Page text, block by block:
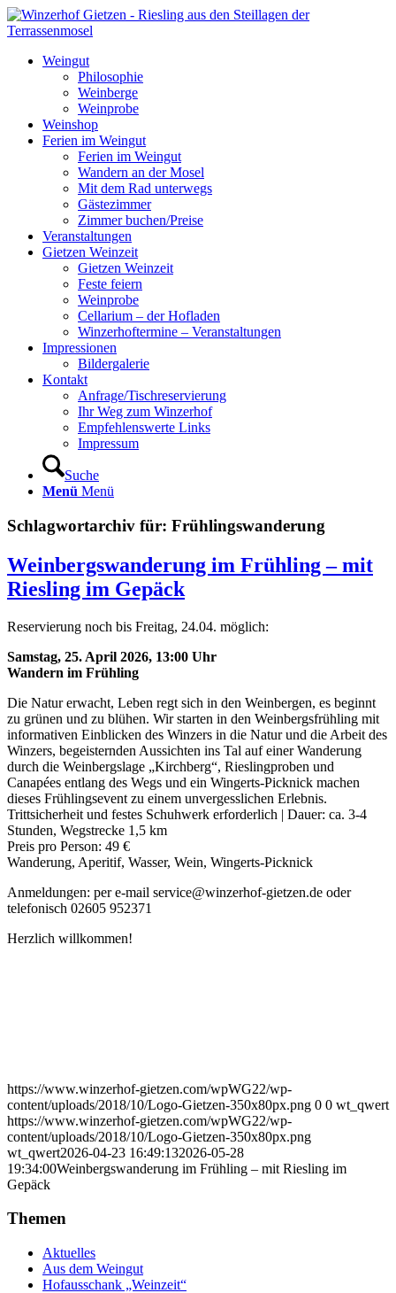
Weingut
Philosophie
Weinberge
Weinprobe
Weinshop
Ferien im Weingut
Ferien im Weingut
Wandern an der Mosel
Mit dem Rad unterwegs
Gästezimmer
Zimmer buchen/Preise
Veranstaltungen
Gietzen Weinzeit
Gietzen Weinzeit
Feste feiern
Weinprobe
Cellarium – der Hofladen
Winzerhoftermine – Veranstaltungen
Impressionen
Bildergalerie
Kontakt
Anfrage/Tischreservierung
Ihr Weg zum Winzerhof
Empfehlenswerte Links
Impressum
Suche
Menü Menü
Schlagwortarchiv für: Frühlingswanderung
Weinbergswanderung im Frühling – mit
Riesling im Gepäck
Reservierung noch bis Freitag, 24.04. möglich:
Samstag, 25. April 2026, 13:00 Uhr
Wandern im Frühling
Die Natur erwacht, Leben regt sich in den Weinbergen, es beginnt
zu grünen und zu blühen. Wir starten in den Weinbergsfrühling mit
informativen Einblicken des Winzers in die Natur und die Arbeit des
Winzers, begeisternden Aussichten ins Tal auf einer Wanderung
durch die Weinbergslage „Kirchberg“, Rieslingproben und
Canapées entlang des Wegs und ein Wingerts-Picknick machen
dieses Frühlingsevent zu einem unvergesslichen Erlebnis.
Trittsicherheit und festes Schuhwerk erforderlich | Dauer: ca. 3-4
Stunden, Wegstrecke 1,5 km
Preis pro Person: 49 €
Wanderung, Aperitif, Wasser, Wein, Wingerts-Picknick
Anmeldungen: per e-mail service@winzerhof-gietzen.de oder
telefonisch 02605 952371
Herzlich willkommen!
https://www.winzerhof-gietzen.com/wpWG22/wp-
content/uploads/2018/10/Logo-Gietzen-350x80px.png 0 0 wt_qwert
https://www.winzerhof-gietzen.com/wpWG22/wp-
content/uploads/2018/10/Logo-Gietzen-350x80px.png
wt_qwert2026-04-23 16:49:132026-05-28
19:34:00Weinbergswanderung im Frühling – mit Riesling im
Gepäck
Themen
Aktuelles
Aus dem Weingut
Hofausschank „Weinzeit“